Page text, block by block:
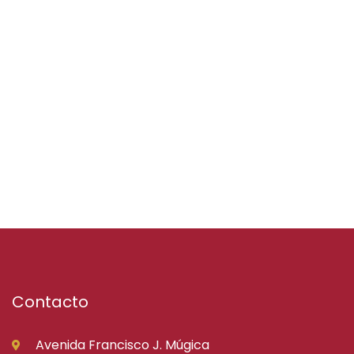
Contacto
Avenida Francisco J. Múgica